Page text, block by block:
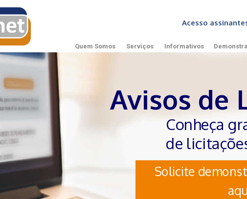
Acesso
Quem Somos Serviços Informativos
Avisos de
Conheça
de
Solicite